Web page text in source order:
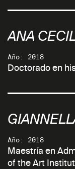
ANA
Año: 2018
Doctorado en
Año: 2018
Maestría en
of the Art